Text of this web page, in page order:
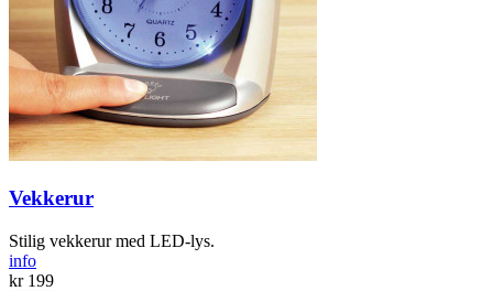
Vekkerur
Stilig vekkerur med LED-lys.
info
kr 199